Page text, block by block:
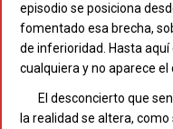
episodio se posiciona
fomentado esa brecha,
de inferioridad. Hasta
cualquiera y no aparece
El desconcierto que
la realidad se altera,